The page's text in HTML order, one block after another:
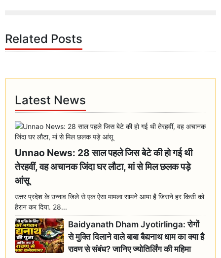
Related Posts
Latest News
Unnao News: 28 साल पहले जिस बेटे की हो गई थी
तेरहवीं, वह अचानक जिंदा घर लौटा, मां से मिल छलक पड़े
आंसू
उत्तर प्रदेश के उन्नाव जिले से एक ऐसा मामला सामने आया है जिसने हर किसी को
हैरान कर दिया. 28...
Baidyanath Dham Jyotirlinga: रोगों
से मुक्ति दिलाने वाले बाबा बैद्यनाथ धाम का क्या है
रावण से संबंध? जानिए ज्योतिर्लिंग की महिमा